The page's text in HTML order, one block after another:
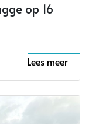
op 16
Lees meer